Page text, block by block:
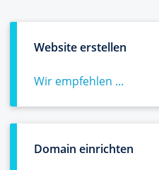
Website erstellen
Wir empfehlen ...
Domain einrichten